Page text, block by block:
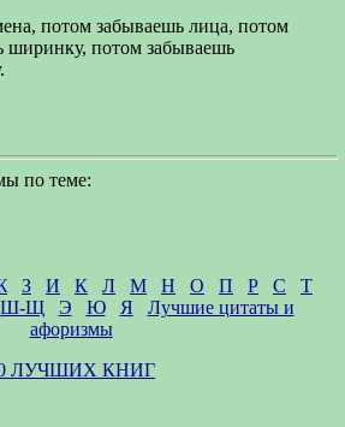
потом забываешь лица, потом
ширинку, потом забываешь
по теме:
З И К Л М Н О П Р С
Т
Ш-Щ Э Ю Я
Лучшие цитаты и
афоризмы
ЛУЧШИХ КНИГ